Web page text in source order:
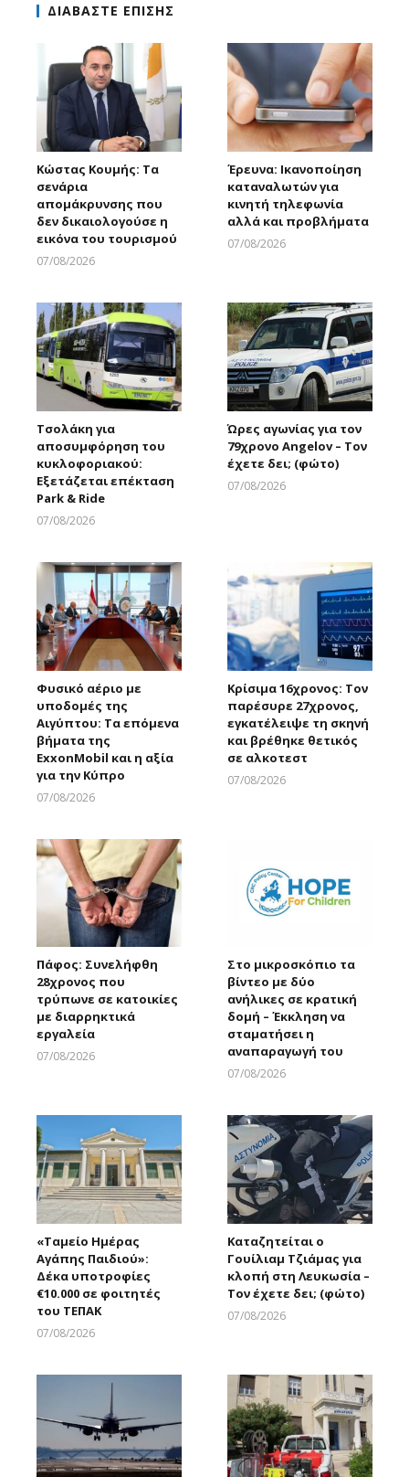
ΔΙΑΒΑΣΤΕ ΕΠΙΣΗΣ
Κώστας Κουμής: Τα
σενάρια
απομάκρυνσης που
δεν δικαιολογούσε η
εικόνα του τουρισμού
07/08/2026
Έρευνα: Ικανοποίηση
καταναλωτών για
κινητή τηλεφωνία
αλλά και προβλήματα
07/08/2026
Τσολάκη για
αποσυμφόρηση του
κυκλοφοριακού:
Εξετάζεται επέκταση
Park & Ride
07/08/2026
Ώρες αγωνίας για τον
79χρονο Angelov – Τον
έχετε δει; (φώτο)
07/08/2026
Φυσικό αέριο με
υποδομές της
Αιγύπτου: Τα επόμενα
βήματα της
ExxonMobil και η αξία
για την Κύπρο
07/08/2026
Κρίσιμα 16χρονος: Τον
παρέσυρε 27χρονος,
εγκατέλειψε τη σκηνή
και βρέθηκε θετικός
σε αλκοτεστ
07/08/2026
Πάφος: Συνελήφθη
28χρονος που
τρύπωνε σε κατοικίες
με διαρρηκτικά
εργαλεία
07/08/2026
Στο μικροσκόπιο τα
βίντεο με δύο
ανήλικες σε κρατική
δομή – Έκκληση να
σταματήσει η
αναπαραγωγή του
07/08/2026
«Ταμείο Ημέρας
Αγάπης Παιδιού»:
Δέκα υποτροφίες
€10.000 σε φοιτητές
του ΤΕΠΑΚ
07/08/2026
Καταζητείται ο
Γουίλιαμ Τζιάμας για
κλοπή στη Λευκωσία –
Τον έχετε δει; (φώτο)
07/08/2026